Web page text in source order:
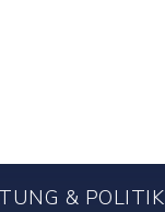
& POLITIK